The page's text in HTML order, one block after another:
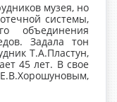
музея, но
системы,
объединения
Задала тон
Т.А.Пластун,
45 лет. В свое